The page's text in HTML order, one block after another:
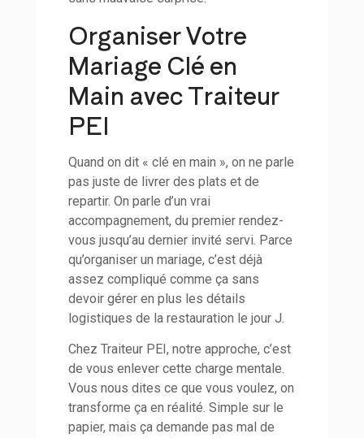
Organiser Votre
Mariage Clé en
Main avec Traiteur
PEI
Quand on dit « clé en main », on ne parle
pas juste de livrer des plats et de
repartir. On parle d’un vrai
accompagnement, du premier rendez-
vous jusqu’au dernier invité servi. Parce
qu’organiser un mariage, c’est déjà
assez compliqué comme ça sans
devoir gérer en plus les détails
logistiques de la restauration le jour J.
Chez Traiteur PEI, notre approche, c’est
de vous enlever cette charge mentale.
Vous nous dites ce que vous voulez, on
transforme ça en réalité. Simple sur le
papier, mais ça demande pas mal de